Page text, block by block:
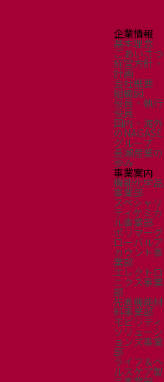
企業情報
基本理念
ごあいさつ
経営方針・
計画
会社概要
組織図
役員・執行
役員
国内・海外
のNAGASE
グループ
長瀬産業の
歩み
事業案内
機能化学品
事業部
スペシャリ
ティケミカ
ル事業部
ポリマーグ
ローバルア
カウント事
業部
エレクトロ
ニクス事業
部
先進機能材
料事業部
モビリティ
ソリューシ
ョンズ事業
部
ライフ＆ヘ
ルスケア製